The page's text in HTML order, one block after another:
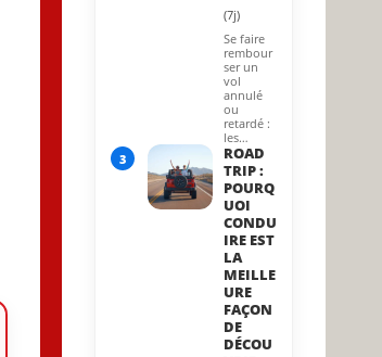
(7j)
Se faire
rembour
ser un
vol
annulé
ou
retardé :
les…
3
ROAD
TRIP :
POURQ
UOI
CONDU
IRE EST
LA
MEILLE
URE
FAÇON
DE
DÉCOU